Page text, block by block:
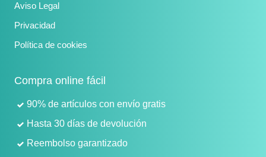
Aviso Legal
Privacidad
Política de cookies
Compra online fácil
90% de artículos con envío gratis
Hasta 30 días de devolución
Reembolso garantizado